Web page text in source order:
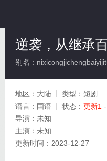
逆袭，从继承
别名：
地区： 大陆 类型： 短剧
语言： 国语 状态： 更新1
导演： 未知
主演： 未知
更新时间： 2023-12-27